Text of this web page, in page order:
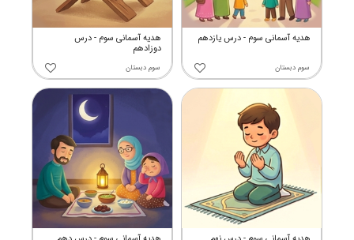
هدیه آسمانی سوم - درس
دوزادهم
سوم دبستان
هدیه آسمانی سوم - درس یازدهم
سوم دبستان